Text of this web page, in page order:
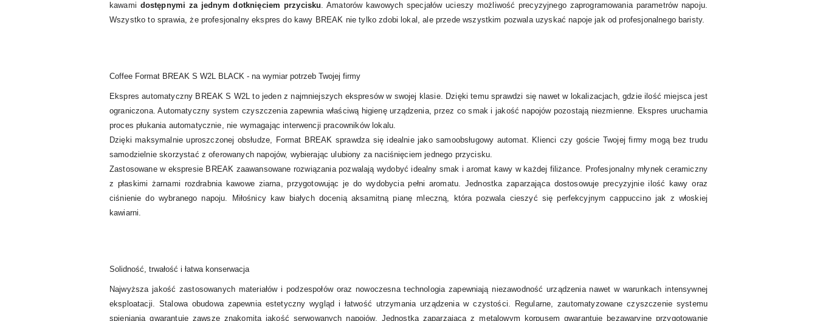
kawami dostępnymi za jednym dotknięciem przycisku. Amatorów kawowych specjałów ucieszy możliwość precyzyjnego zaprogramowania parametrów napoju.
Wszystko to sprawia, że profesjonalny ekspres do kawy BREAK nie tylko zdobi lokal, ale przede wszystkim pozwala uzyskać napoje jak od profesjonalnego baristy.
Coffee Format BREAK S W2L BLACK - na wymiar potrzeb Twojej firmy
Ekspres automatyczny BREAK S W2L to jeden z najmniejszych ekspresów w swojej klasie. Dzięki temu sprawdzi się nawet w lokalizacjach, gdzie ilość miejsca jest
ograniczona. Automatyczny system czyszczenia zapewnia właściwą higienę urządzenia, przez co smak i jakość napojów pozostają niezmienne. Ekspres uruchamia
proces płukania automatycznie, nie wymagając interwencji pracowników lokalu.
Dzięki maksymalnie uproszczonej obsłudze, Format BREAK sprawdza się idealnie jako samoobsługowy automat. Klienci czy goście Twojej firmy mogą bez trudu
samodzielnie skorzystać z oferowanych napojów, wybierając ulubiony za naciśnięciem jednego przycisku.
Zastosowane w ekspresie BREAK zaawansowane rozwiązania pozwalają wydobyć idealny smak i aromat kawy w każdej filiżance. Profesjonalny młynek ceramiczny
z płaskimi żarnami rozdrabnia kawowe ziarna, przygotowując je do wydobycia pełni aromatu. Jednostka zaparzająca dostosowuje precyzyjnie ilość kawy oraz
ciśnienie do wybranego napoju. Miłośnicy kaw białych docenią aksamitną pianę mleczną, która pozwala cieszyć się perfekcyjnym cappuccino jak z włoskiej
kawiarni.
Solidność, trwałość i łatwa konserwacja
Najwyższa jakość zastosowanych materiałów i podzespołów oraz nowoczesna technologia zapewniają niezawodność urządzenia nawet w warunkach intensywnej
eksploatacji. Stalowa obudowa zapewnia estetyczny wygląd i łatwość utrzymania urządzenia w czystości. Regularne, zautomatyzowane czyszczenie systemu
spieniania gwarantuje zawsze znakomitą jakość serwowanych napojów. Jednostka zaparzająca z metalowym korpusem gwarantuje bezawaryjne przygotowanie